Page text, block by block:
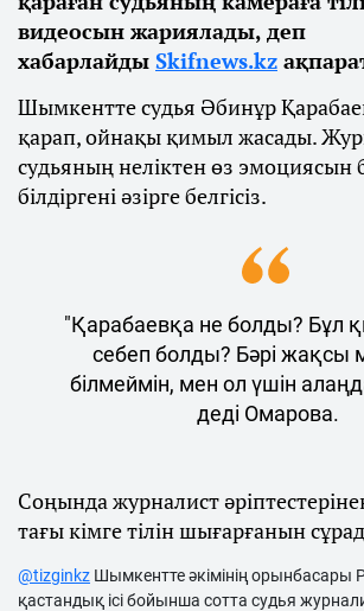
видеосын жариялады, деп
хабарлайды Skifnews.kz
Шымкентте судья Әбинұр
қарап, ойнақы қимыл жасады.
судьяның неліктен өз эмоциясын
білдіргені әзірге белгісіз.
"Қарабаевқа не болды? Бұл
себеп болды? Бәрі жақсы
білмеймін, мен ол үшін
деді Омарова.
Соңында журналист
тағы кімге тілін шығарғанын
@tizginkz Шымкентте әкімінің орынбасары
қастандық ісі бойынша сотта судья